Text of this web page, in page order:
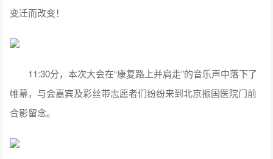
变迁而改变！
11:30分，本次大会在“康复路上并肩走”的音乐声中落下了
帷幕，与会嘉宾及彩丝带志愿者们纷纷来到北京振国医院门前
合影留念。